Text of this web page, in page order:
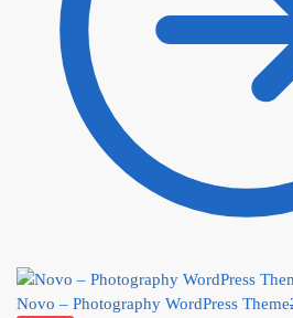
Novo – Photography WordPress Theme